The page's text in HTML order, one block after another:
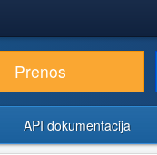
Prenos
API dokumentacija